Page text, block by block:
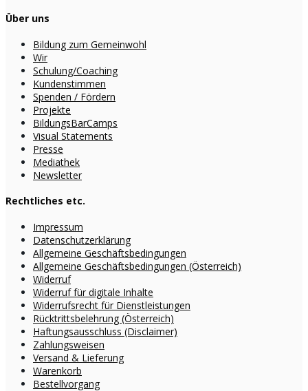
Über uns
Bildung zum Gemeinwohl
Wir
Schulung/Coaching
Kundenstimmen
Spenden / Fördern
Projekte
BildungsBarCamps
Visual Statements
Presse
Mediathek
Newsletter
Rechtliches etc.
Impressum
Datenschutzerklärung
Allgemeine Geschäftsbedingungen
Allgemeine Geschäftsbedingungen (Österreich)
Widerruf
Widerruf für digitale Inhalte
Widerrufsrecht für Dienstleistungen
Rücktrittsbelehrung (Österreich)
Haftungsausschluss (Disclaimer)
Zahlungsweisen
Versand & Lieferung
Warenkorb
Bestellvorgang